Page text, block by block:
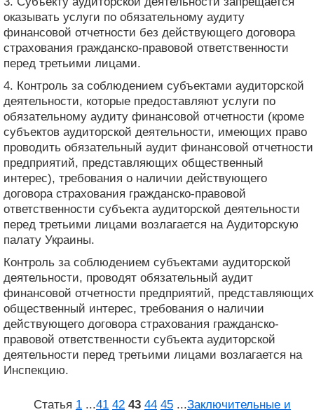
оказывать услуги по обязательному аудиту
финансовой отчетности без действующего договора
страхования гражданско-правовой ответственности
перед третьими лицами.
4. Контроль за соблюдением субъектами аудиторской
деятельности, которые предоставляют услуги по
обязательному аудиту финансовой отчетности (кроме
субъектов аудиторской деятельности, имеющих право
проводить обязательный аудит финансовой отчетности
предприятий, представляющих общественный
интерес), требования о наличии действующего
договора страхования гражданско-правовой
ответственности субъекта аудиторской деятельности
перед третьими лицами возлагается на Аудиторскую
палату Украины.
Контроль за соблюдением субъектами аудиторской
деятельности, проводят обязательный аудит
финансовой отчетности предприятий, представляющих
общественный интерес, требования о наличии
действующего договора страхования гражданско-
правовой ответственности субъекта аудиторской
деятельности перед третьими лицами возлагается на
Инспекцию.
Статья 1 ...41 42 43 44 45 ...Заключительные и